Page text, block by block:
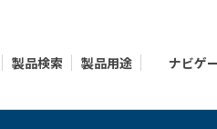
製品検索 製品用途 ナビゲ